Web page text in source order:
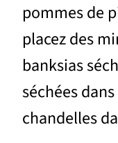
pommes de
placez des
banksias
séchées
chandelles